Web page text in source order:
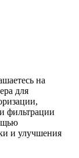
на
для
фильтрации
и улучшения